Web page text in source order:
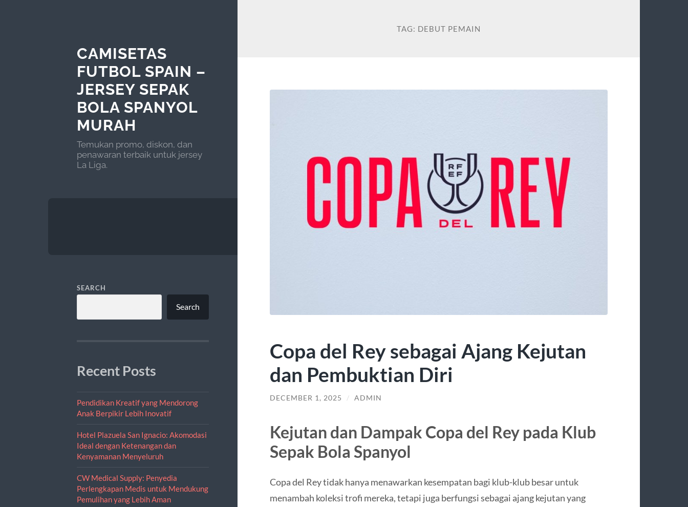
CAMISETAS
FUTBOL SPAIN –
JERSEY SEPAK
BOLA SPANYOL
MURAH
Temukan promo, diskon, dan
penawaran terbaik untuk jersey
La Liga.
SEARCH
Search
Recent Posts
Pendidikan Kreatif yang Mendorong
Anak Berpikir Lebih Inovatif
Hotel Plazuela San Ignacio: Akomodasi
Ideal dengan Ketenangan dan
Kenyamanan Menyeluruh
CW Medical Supply: Penyedia
Perlengkapan Medis untuk Mendukung
Pemulihan yang Lebih Aman
TAG: DEBUT PEMAIN
Copa del Rey sebagai Ajang Kejutan
dan Pembuktian Diri
DECEMBER 1, 2025 / ADMIN
Kejutan dan Dampak Copa del Rey pada Klub
Sepak Bola Spanyol
Copa del Rey tidak hanya menawarkan kesempatan bagi klub-klub besar untuk
menambah koleksi trofi mereka, tetapi juga berfungsi sebagai ajang kejutan yang